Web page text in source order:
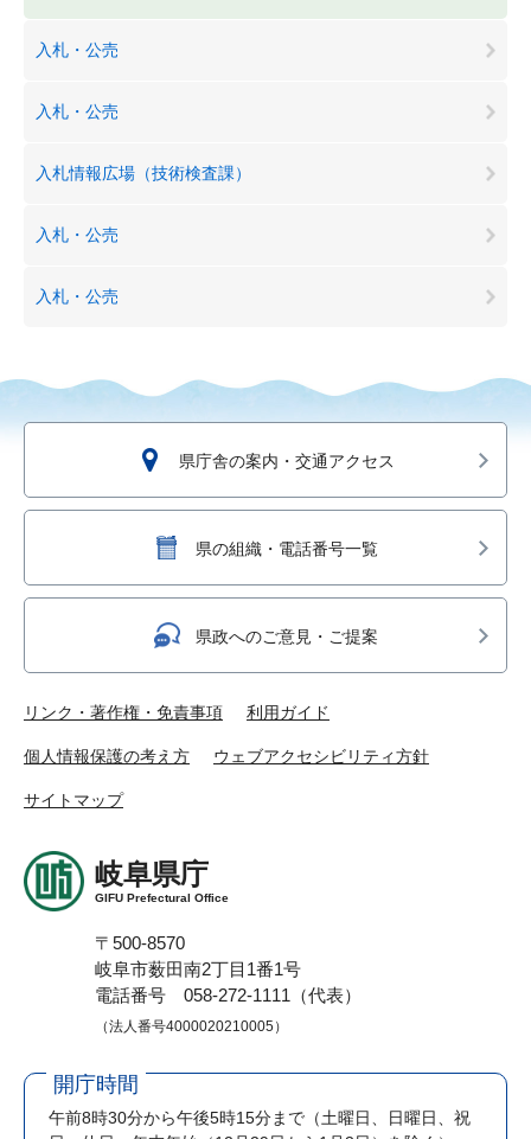
入札・公売
入札・公売
入札情報広場（技術検査課）
入札・公売
入札・公売
県庁舎の案内・交通アクセス
県の組織・電話番号一覧
県政へのご意見・ご提案
リンク・著作権・免責事項 利用ガイド
個人情報保護の考え方 ウェブアクセシビリティ方針
サイトマップ
岐阜県庁
GIFU Prefectural Office
〒500-8570
岐阜市薮田南2丁目1番1号
電話番号 058-272-1111（代表）
（法人番号4000020210005）
開庁時間
午前8時30分から午後5時15分まで （土曜日、日曜日、祝